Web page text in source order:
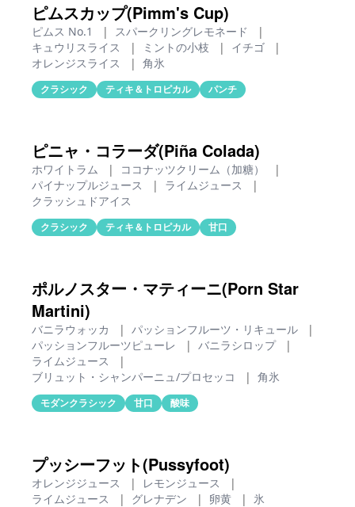
ピムスカップ(Pimm's Cup)
ピムス No.1 | スパークリングレモネード
|
キュウリスライス
| ミントの小枝 | イチゴ
|
オレンジスライス
| 角氷
クラシック ティキ＆トロピカル パンチ
ピニャ・コラーダ(Piña Colada)
ホワイトラム | ココナッツクリーム（加糖）
|
パイナップルジュース
| ライムジュース
|
クラッシュドアイス
クラシック ティキ＆トロピカル 甘口
ポルノスター・マティーニ(Porn Star
Martini)
バニラウォッカ | パッションフルーツ・リキュール
|
パッションフルーツピューレ
| バニラシロップ
|
ライムジュース
|
ブリュット・シャンパーニュ/プロセッコ
| 角氷
モダンクラシック 甘口 酸味
プッシーフット(Pussyfoot)
オレンジジュース | レモンジュース
|
ライムジュース
| グレナデン | 卵黄 | 氷